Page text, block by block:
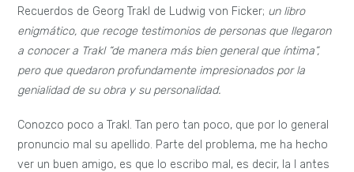
Recuerdos de Georg Trakl de Ludwig von Ficker; un libro
enigmático, que recoge testimonios de personas que llegaron
a conocer a Trakl “de manera más bien general que íntima”,
pero que quedaron profundamente impresionados por la
genialidad de su obra y su personalidad.
Conozco poco a Trakl. Tan pero tan poco, que por lo general
pronuncio mal su apellido. Parte del problema, me ha hecho
ver un buen amigo, es que lo escribo mal, es decir, la I antes